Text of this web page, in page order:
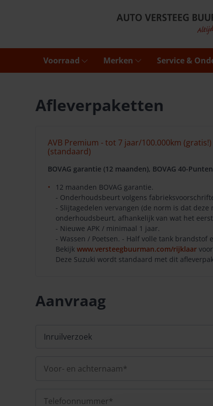
Voorraad Merken Service &
Afleverpaketten
AVB Premium - tot 7 jaar/100.000km (gratis!)
(standaard)
BOVAG garantie (12 maanden), BOVAG 40-
12 maanden BOVAG garantie.
- Onderhoudsbeurt volgens
- Slijtagedelen vervangen (de norm is dat
onderhoudsbeurt, afhankelijk van wat het
- Nieuwe APK / minimaal 1 jaar.
- Wassen / Poetsen. - Half volle tank brandstof
Bekijk www.versteegbuurman.com/rijklaar
Deze Suzuki wordt standaard met dit
Aanvraag